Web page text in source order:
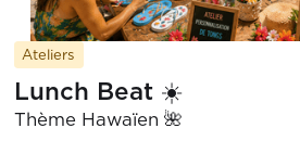
Ateliers
Lunch Beat ☀️
Thème Hawaïen 🌺